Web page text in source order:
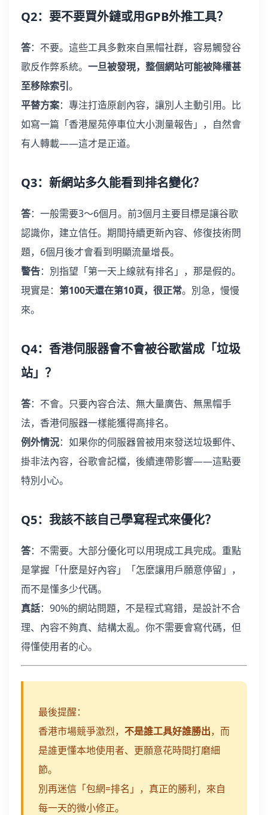
Q2：要不要買外鏈或用GPB外推工具？
答：不要。這些工具多數來自黑帽社群，容易觸發谷
歌反作弊系統。 一旦被發現，整個網站可能被降權甚
至移除索引。
平替方案：專注打造原創內容，讓別人主動引用。比
如寫一篇「香港屋苑停車位大小測量報告」，自然會
有人轉載——這才是正道。
Q3：新網站多久能看到排名變化？
答：一般需要3～6個月。前3個月主要目標是讓谷歌
認識你，建立信任。期間持續更新內容、修復技術問
題，6個月後才會看到明顯流量增長。
警告：別指望「第一天上線就有排名」，那是假的。
現實是： 第100天還在第10頁，很正常。別急，慢慢
來。
Q4：香港伺服器會不會被谷歌當成「垃圾
站」？
答：不會。只要內容合法、無大量廣告、無黑帽手
法，香港伺服器一樣能獲得高排名。
例外情況：如果你的伺服器曾被用來發送垃圾郵件、
掛非法內容，谷歌會記檔，後續連帶影響——這點要
特別小心。
Q5：我該不該自己學寫程式來優化？
答：不需要。大部分優化可以用現成工具完成。重點
是掌握「什麼是好內容」「怎麼讓用戶願意停留」，
而不是懂多少代碼。
真話：90%的網站問題，不是程式寫錯，是設計不合
理、內容不夠真、結構太亂。你不需要會寫代碼，但
得懂使用者的心。
最後提醒：
香港市場競爭激烈， 不是誰工具好誰勝出，而
是誰更懂本地使用者、更願意花時間打磨細
節。
別再迷信「包網=排名」，真正的勝利，來自
每一天的微小修正。